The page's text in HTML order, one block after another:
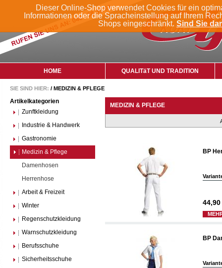
Dieser Online-Shop verwendet Cookies für ein
Informationen oder die Spracheinstellung auf Ihrem
Shops eingeschränkt. Sind Sie
HOME QUALITäT UND TRADITION
SIE SIND HIER: / MEDIZIN & PFLEGE
Artikelkategorien
Zunftkleidung
Industrie & Handwerk
Gastronomie
Medizin & Pflege
Damenhosen
Herrenhose
Arbeit & Freizeit
Winter
Regenschutzkleidung
Warnschutzkleidung
Berufsschuhe
Sicherheitsschuhe
MEDIZIN & PFLEGE
BP
44,90
BP